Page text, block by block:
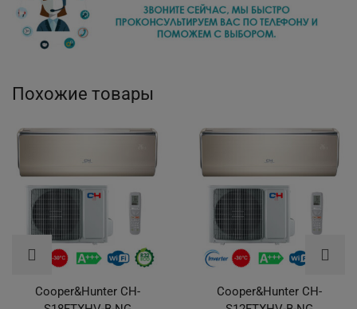
Похожие товары
Cooper&Hunter CH-
Cooper&Hunter CH-